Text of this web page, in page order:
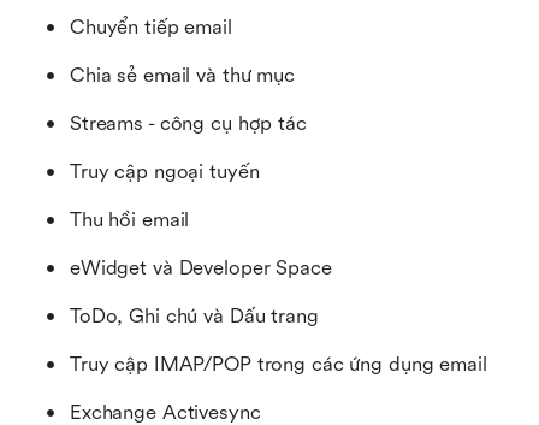
Chuyển tiếp email
Chia sẻ email và thư mục
Streams - công cụ hợp tác
Truy cập ngoại tuyến
Thu hồi email
eWidget và Developer Space
ToDo, Ghi chú và Dấu trang
Truy cập IMAP/POP trong các ứng dụng email
Exchange Activesync